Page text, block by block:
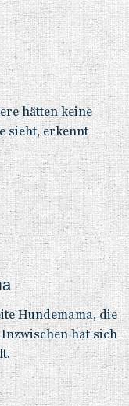
hätten keine
sieht, erkennt
Hundemama, die
hat sich